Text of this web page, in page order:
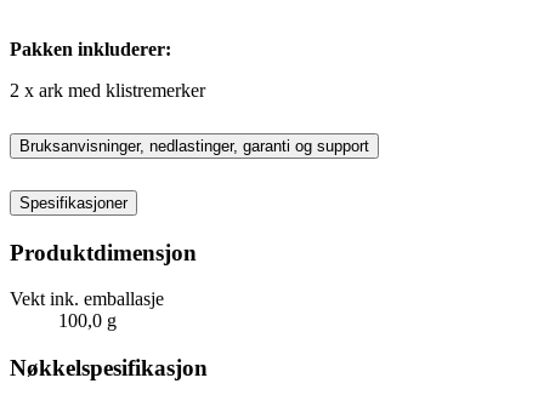
Pakken inkluderer:
2 x ark med klistremerker
Bruksanvisninger, nedlastinger, garanti og support
Spesifikasjoner
Produktdimensjon
Vekt ink. emballasje
100,0 g
Nøkkelspesifikasjon